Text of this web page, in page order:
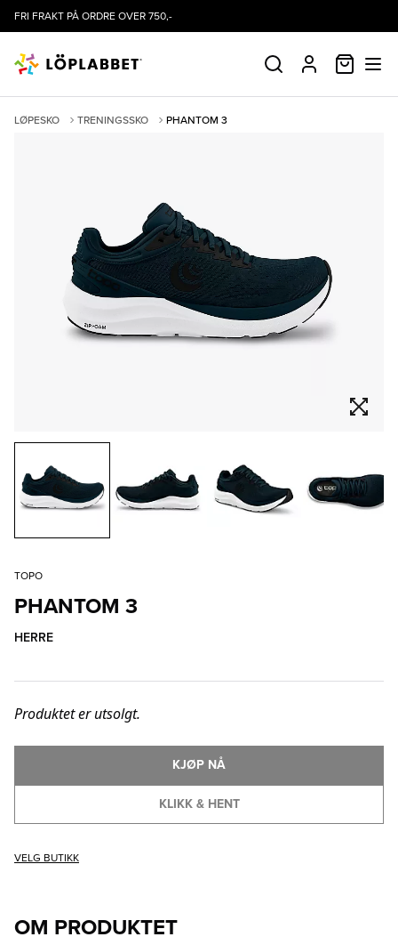
FRI FRAKT PÅ ORDRE OVER 750,-
SØK PROFIL
LØPESKO TRENINGSSKO PHANTOM 3
TOPO
PHANTOM 3
HERRE
Produktet er utsolgt.
KLIKK & HENT
KJØP NÅ
VELG BUTIKK
OM PRODUKTET